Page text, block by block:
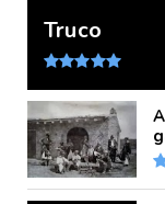
Truco